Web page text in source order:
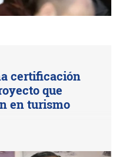
certificación
que
en turismo